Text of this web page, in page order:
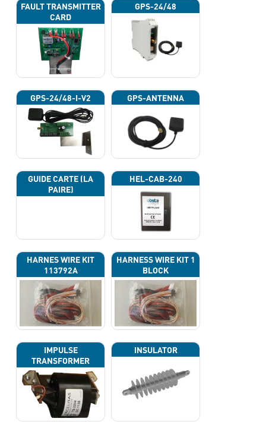
FAULT TRANSMITTER
CARD
GPS-24/48
GPS-24/48-I-V2 GPS-ANTENNA
GUIDE CARTE (LA
PAIRE)
HEL-CAB-240
HARNES WIRE KIT
113792A
HARNESS WIRE KIT 1
BLOCK
IMPULSE
TRANSFORMER
INSULATOR